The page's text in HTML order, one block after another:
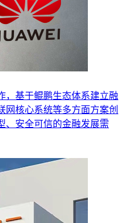
，基于鲲鹏生态体系建立融
网核心系统等多方面方案创
、安全可信的金融发展需